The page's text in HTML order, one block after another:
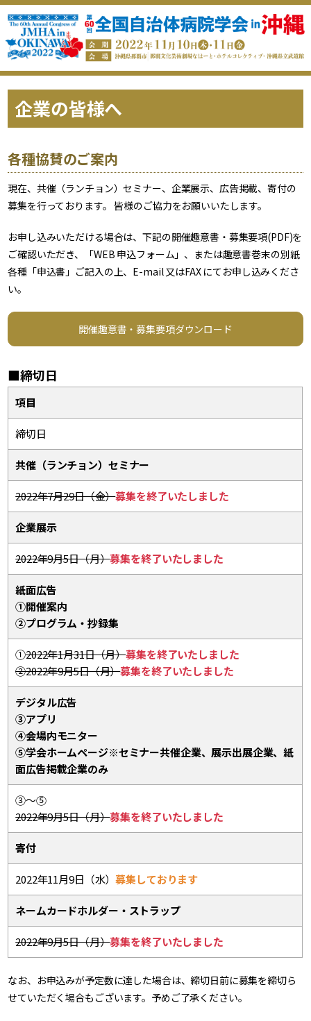
企業の皆様へ
各種協賛のご案内
現在、共催（ランチョン）セミナー、企業展示、広告掲載、寄付の
募集を行っております。 皆様のご協力をお願いいたします。
お申し込みいただける場合は、下記の開催趣意書・募集要項(PDF)を
ご確認いただき、「WEB 申込フォーム」、または趣意書巻末の別紙
各種「申込書」ご記入の上、E-mail 又はFAX にてお申し込みくださ
い。
開催趣意書・募集要項ダウンロード
■締切日
項目
締切日
共催（ランチョン）セミナー
2022年7月29日（金）募集を終了いたしました
企業展示
2022年9月5日（月）募集を終了いたしました
紙面広告
①開催案内
②プログラム・抄録集
①2022年1月31日（月）募集を終了いたしました
②2022年9月5日（月）募集を終了いたしました
デジタル広告
③アプリ
④会場内モニター
⑤学会ホームページ※セミナー共催企業、展示出展企業、紙
面広告掲載企業のみ
③～⑤
2022年9月5日（月）募集を終了いたしました
寄付
2022年11月9日（水）募集しております
ネームカードホルダー・ストラップ
2022年9月5日（月）募集を終了いたしました
なお、お申込みが予定数に達した場合は、締切日前に募集を締切ら
せていただく場合もございます。予めご了承ください。